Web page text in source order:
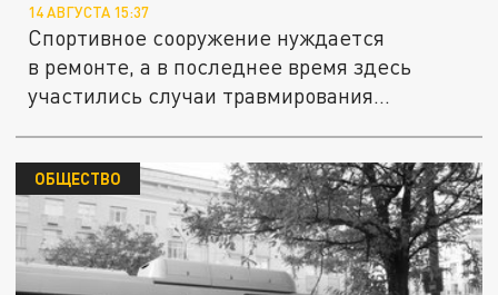
14 АВГУСТА 15:37
Спортивное сооружение нуждается
в ремонте, а в последнее время здесь
участились случаи травмирования...
ОБЩЕСТВО